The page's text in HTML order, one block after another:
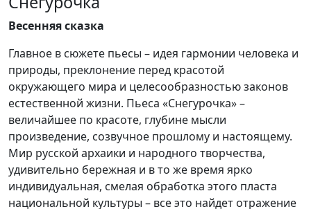
Весенняя сказка
Главное в сюжете пьесы – идея гармонии человека и
природы, преклонение перед красотой
окружающего мира и целесообразностью законов
естественной жизни. Пьеса «Снегурочка» –
величайшее по красоте, глубине мысли
произведение, созвучное прошлому и настоящему.
Мир русской архаики и народного творчества,
удивительно бережная и в то же время ярко
индивидуальная, смелая обработка этого пласта
национальной культуры – все это найдет отражение